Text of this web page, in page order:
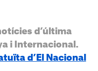
d’última
i Internacional.
d’El Nacional